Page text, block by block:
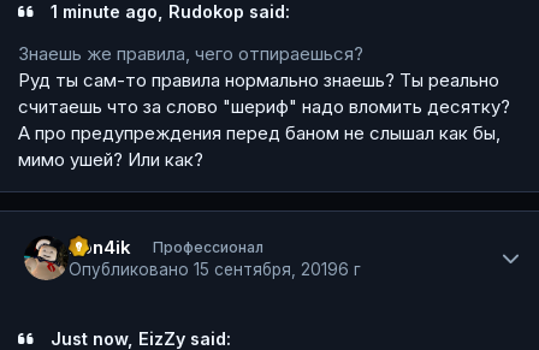
1 minute ago, Rudokop said:
Знаешь же правила, чего отпираешься?
Руд ты сам-то правила нормально знаешь? Ты реально
считаешь что за слово "шериф" надо вломить десятку?
А про предупреждения перед баном не слышал как бы,
мимо ушей? Или как?
Pon4ik Профессионал
Опубликовано 15 сентября, 20196 г
Just now, EizZy said: